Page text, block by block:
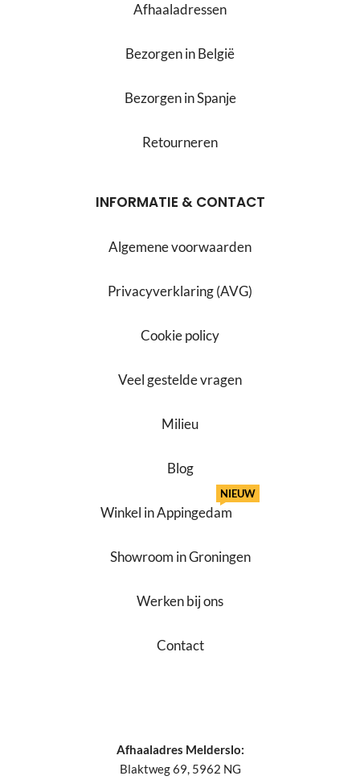
Afhaaladressen
Bezorgen in België
Bezorgen in Spanje
Retourneren
INFORMATIE & CONTACT
Algemene voorwaarden
Privacyverklaring (AVG)
Cookie policy
Veel gestelde vragen
Milieu
Blog
Winkel in Appingedam
NIEUW
Showroom in Groningen
Werken bij ons
Contact
Afhaaladres Melderslo:
Blaktweg 69, 5962 NG